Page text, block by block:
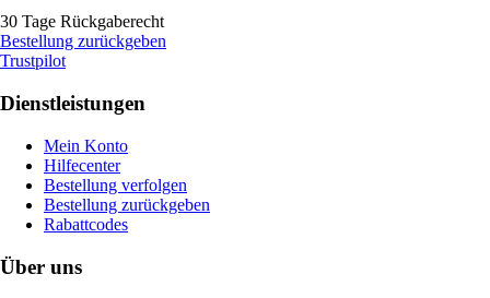
30 Tage Rückgaberecht
Bestellung zurückgeben
Trustpilot
Dienstleistungen
Mein Konto
Hilfecenter
Bestellung verfolgen
Bestellung zurückgeben
Rabattcodes
Über uns